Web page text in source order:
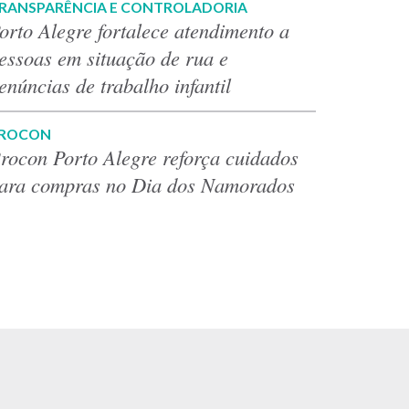
E CONTROLADORIA
Alegre fortalece atendimento a
em situação de rua e
de trabalho infantil
Porto Alegre reforça cuidados
compras no Dia dos Namorados